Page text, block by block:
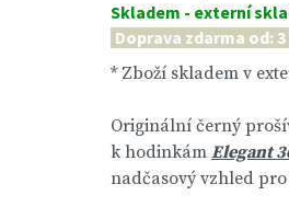
Skladem - externí
Doprava zdarma od: 3
* Zboží skladem v
Originální černý
k hodinkám Elegant
nadčasový vzhled